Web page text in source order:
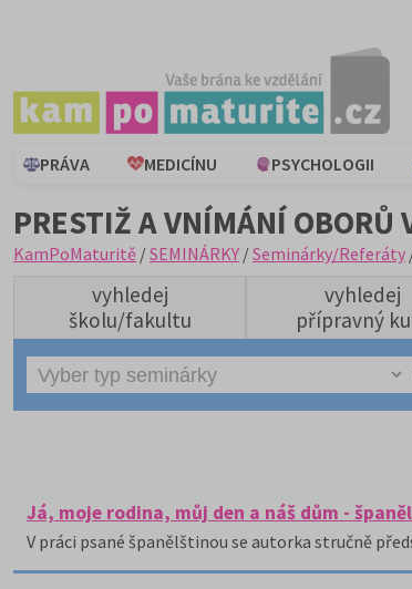
PRÁVA MEDICÍNU PSYCHOLOGII
PRESTIŽ A VNÍMÁNÍ OBORŮ
KamPoMaturitě /SEMINÁRKY /Seminárky/Referáty
vyhledej
školu/fakultu
vyhledej
přípravný
Já, moje rodina, můj den a náš dům -
V práci psané španělštinou se autorka stručně